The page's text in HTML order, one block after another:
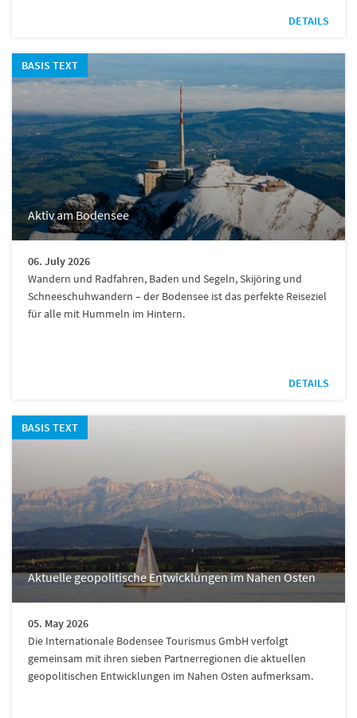
DETAILS
BASIS TEXT
Aktiv am Bodensee
06. July 2026
Wandern und Radfahren, Baden und Segeln, Skijöring und
Schneeschuhwandern – der Bodensee ist das perfekte Reiseziel
für alle mit Hummeln im Hintern.
DETAILS
BASIS TEXT
Aktuelle geopolitische Entwicklungen im Nahen Osten
05. May 2026
Die Internationale Bodensee Tourismus GmbH verfolgt
gemeinsam mit ihren sieben Partnerregionen die aktuellen
geopolitischen Entwicklungen im Nahen Osten aufmerksam.